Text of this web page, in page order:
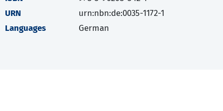
URN
urn:nbn:de:0035-1172-1
Languages
German